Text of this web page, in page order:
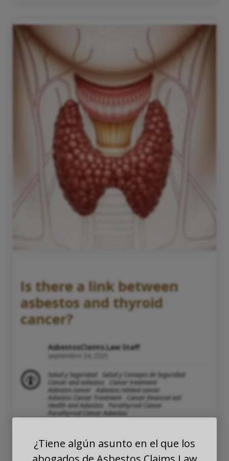
Is there a link between
asbestos and thyroid
cancer?
AsbestosClaims.Law Staff
septiembre 24, 2025
Salud y Seguridad
Salud y Consejos de Seguridad
Cancer and asbestos
Cancer treatment
Asbestos cancer
Asbestos related cancer
Asbestos Cancer Treatment
Cancer financial aid
Health and Asbestos
Parathyroid Cancer
Parathyroid Cancer Asbestos
¿Tiene algún asunto en el que los